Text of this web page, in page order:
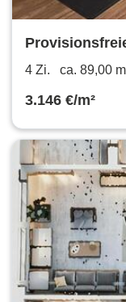
mit Garage &
4 Zi. ca. 89,00
3.146 €/m²